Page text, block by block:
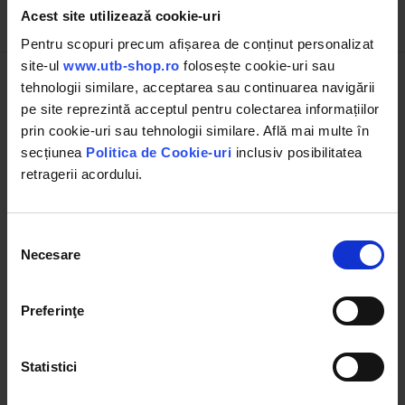
Acest site utilizează cookie-uri
Pentru scopuri precum afișarea de conținut personalizat
site-ul www.utb-shop.ro folosește cookie-uri sau
tehnologii similare, acceptarea sau continuarea navigării
pe site reprezintă acceptul pentru colectarea informațiilor
prin cookie-uri sau tehnologii similare. Află mai multe în
secțiunea Politica de Cookie-uri inclusiv posibilitatea
retragerii acordului.
consimțământului
Necesare
Preferinţe
Statistici
Descrierea produsului
Brand
UNI-T
Seria
UT196
Baterie
Interval automat